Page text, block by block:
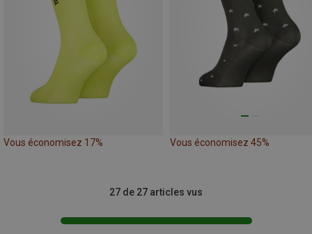
Vous économisez 17% Vous économisez 45%
27 de 27 articles vus